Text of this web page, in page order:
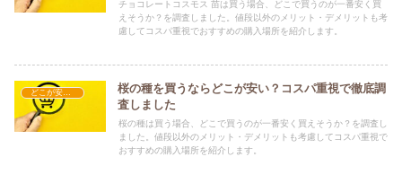
チョコレートコスモス 苗は買う場合、どこで買うのが一番安く買
えそうか？を調査しました。値段以外のメリット・デメリットも考
慮してコスパ重視でおすすめの購入場所を紹介します。
どこが安い？-ガーデニング・家庭菜園
桜の種を買うならどこが安い？コスパ重視で徹底調
査しました
桜の種は買う場合、どこで買うのが一番安く買えそうか？を調査し
ました。値段以外のメリット・デメリットも考慮してコスパ重視で
おすすめの購入場所を紹介します。